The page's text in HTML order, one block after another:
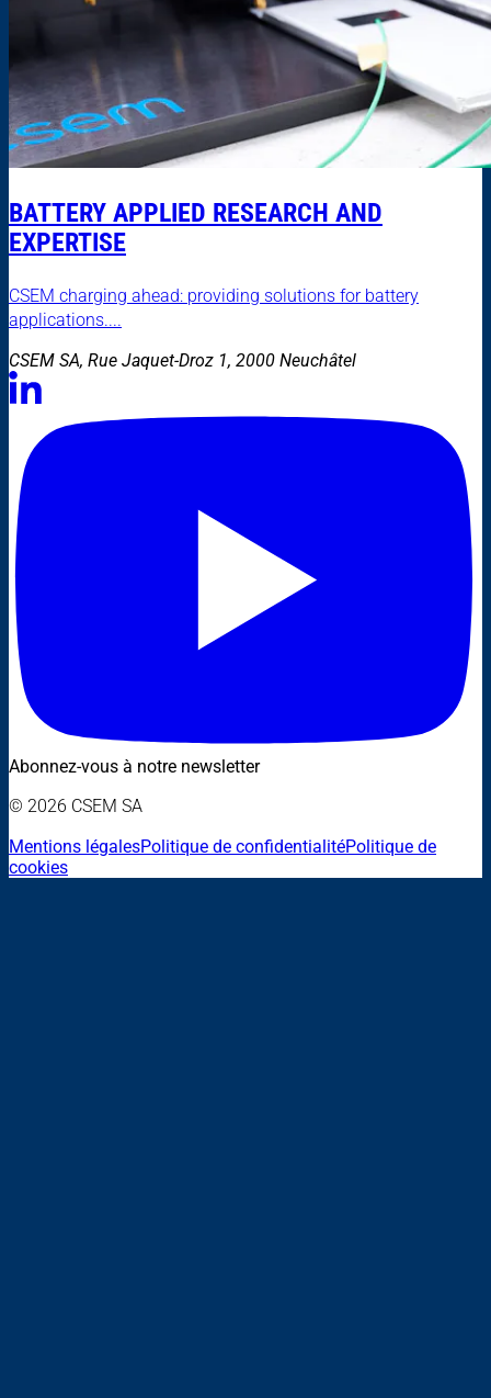
BATTERY APPLIED RESEARCH AND
EXPERTISE
CSEM charging ahead: providing solutions for battery
applications....
CSEM SA, Rue Jaquet-Droz 1, 2000 Neuchâtel
Abonnez-vous à notre newsletter
© 2026 CSEM SA
Mentions légalesPolitique de confidentialitéPolitique de
cookies